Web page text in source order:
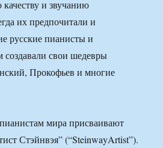
и звучанию
их предпочитали и
русские пианисты и
свои шедевры
Прокофьев и многие
мира присваивают
Стэйнвэя” (“SteinwayArtist”).